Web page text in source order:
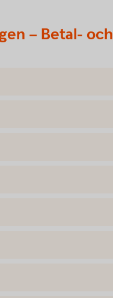
– Betal- och